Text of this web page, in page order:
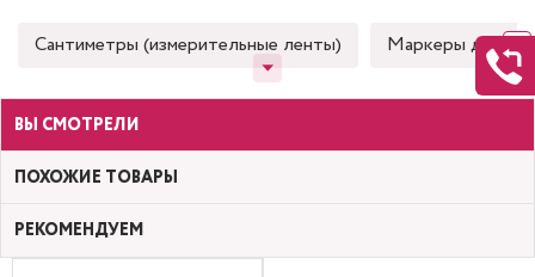
Сантиметры (измерительные ленты) Маркеры для
ВЫ СМОТРЕЛИ
ПОХОЖИЕ ТОВАРЫ
РЕКОМЕНДУЕМ